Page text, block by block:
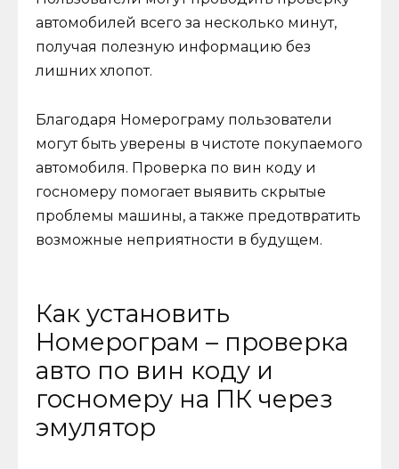
автомобилей всего за несколько минут,
получая полезную информацию без
лишних хлопот.
Благодаря Номерограму пользователи
могут быть уверены в чистоте покупаемого
автомобиля. Проверка по вин коду и
госномеру помогает выявить скрытые
проблемы машины, а также предотвратить
возможные неприятности в будущем.
Как установить
Номерограм – проверка
авто по вин коду и
госномеру на ПК через
эмулятор